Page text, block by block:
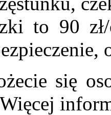
to 90
się
Więcej